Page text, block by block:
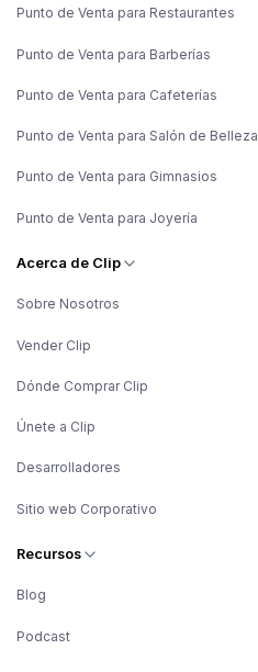
Punto de Venta para Restaurantes
Punto de Venta para Barberías
Punto de Venta para Cafeterías
Punto de Venta para Salón de Belleza
Punto de Venta para Gimnasios
Punto de Venta para Joyería
Acerca de Clip
Sobre Nosotros
Vender Clip
Dónde Comprar Clip
Únete a Clip
Desarrolladores
Sitio web Corporativo
Recursos
Blog
Podcast